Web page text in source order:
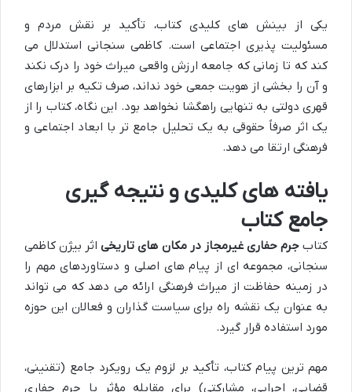
یکی از بینش های کلیدی کتاب، تأکید بر نقش مردم و
مسئولیت پذیری اجتماعی است. کاظمی سنجانی استدلال می
کند که تا زمانی که جامعه ارزش واقعی میراث خود را درک نکند
و آن را بخشی از هویت جمعی خود نداند، صرف تکیه بر ابزارهای
قهری دولتی به تنهایی راهگشا نخواهد بود. این نگاه، کتاب را از
یک اثر صرفاً حقوقی به یک تحلیل جامع تر با ابعاد اجتماعی و
فرهنگی ارتقا می دهد.
یافته های کلیدی و نتیجه گیری
جامع کتاب
کتابجرم حفاری غیرمجاز در مکان های تاریخیاثر بیژن کاظمی
سنجانی، مجموعه ای از پیام های اصلی و دستاوردهای مهم را
در زمینه حفاظت از میراث فرهنگی ارائه می دهد که می تواند
به عنوان یک نقشه راه برای سیاست گذاران و فعالان این حوزه
مورد استفاده قرار گیرد.
مهم ترین پیام کتاب، تأکید بر لزوم یک رویکرد جامع (تقنینی،
قضایی، اجرایی، مشارکتی) برای مقابله مؤثر با جرم حفاری